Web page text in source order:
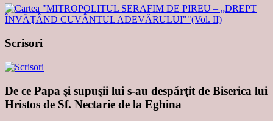
Scrisori
De ce Papa şi supuşii lui s-au despărţit de Biserica lui
Hristos de Sf. Nectarie de la Eghina